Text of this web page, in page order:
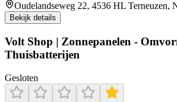
Oudelandseweg 22, 4536 HL Terneuzen,
Bekijk details
Volt Shop | Zonnepanelen -
Thuisbatterijen
Gesloten